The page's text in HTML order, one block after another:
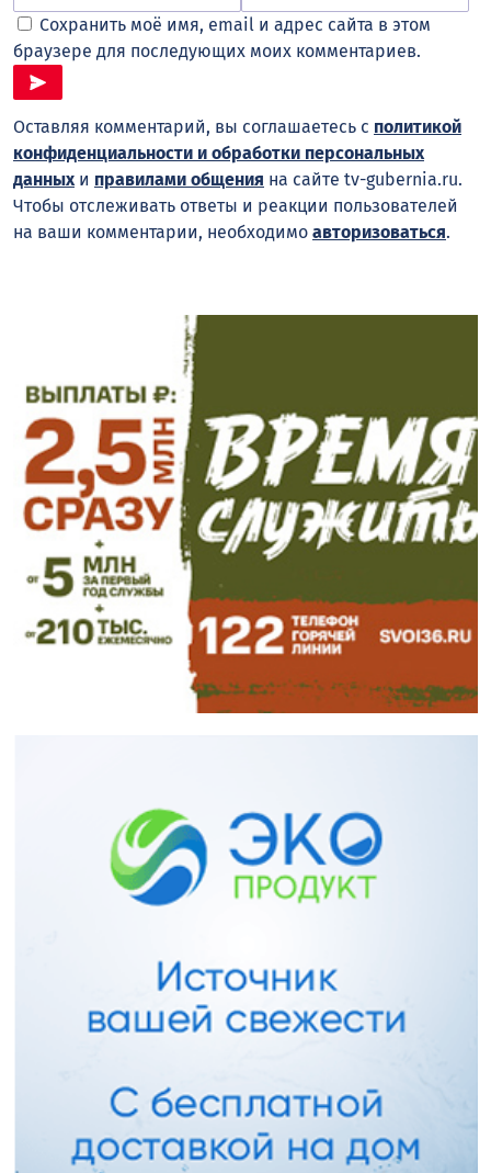
Сохранить моё имя, email и адрес сайта в этом
браузере для последующих моих комментариев.
Оставляя комментарий, вы соглашаетесь с политикой
конфиденциальности и обработки персональных
данныхи правилами общения на сайте tv-gubernia.ru.
Чтобы отслеживать ответы и реакции пользователей
на ваши комментарии, необходимо авторизоваться.